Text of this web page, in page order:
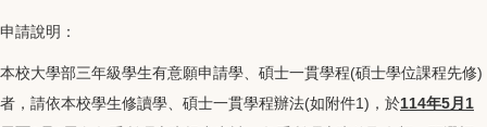
申請說明：
本校大學部三年級學生有意願申請學、碩士一貫學程(碩士學位課程先修)
者，請依本校學生修讀學、碩士一貫學程辦法(如附件1)，於114年5月1